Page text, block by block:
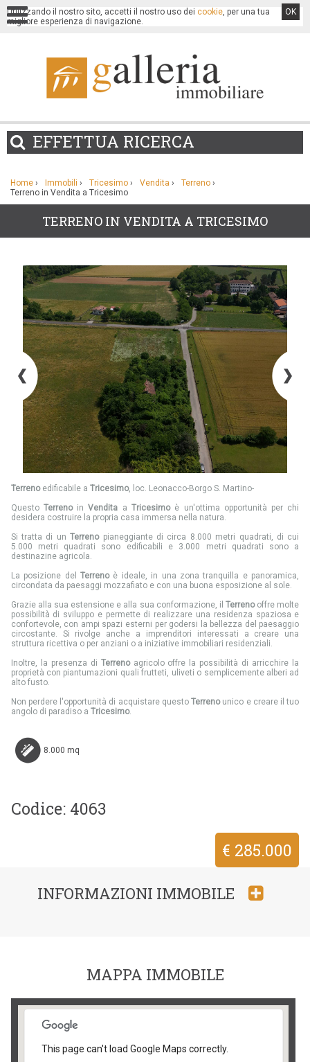
Utilizzando il nostro sito, accetti il nostro uso dei cookie, per una tua
migliore esperienza di navigazione.
OK
EFFETTUA RICERCA
Home › Immobili › Tricesimo › Vendita › Terreno ›
Terreno in Vendita a Tricesimo
TERRENO IN VENDITA A TRICESIMO
Terrenoedificabile a Tricesimo, loc. Leonacco-Borgo S. Martino-
Questo TerrenoinVendita aTricesimoè un'ottima opportunità per chi
desidera costruire la propria casa immersa nella natura.
Si tratta di unTerrenopianeggiante di circa 8.000 metri quadrati, di cui
5.000 metri quadrati sono edificabili e 3.000 metri quadrati sono a
destinazine agricola.
La posizione del Terrenoè ideale, in una zona tranquilla e panoramica,
circondata da paesaggi mozzafiato e con una buona esposizione al sole.
Grazie alla sua estensione e alla sua conformazione, ilTerrenooffre molte
possibilità di sviluppo e permette di realizzare una residenza spaziosa e
confortevole, con ampi spazi esterni per godersi la bellezza del paesaggio
circostante. Si rivolge anche a imprenditori interessati a creare una
struttura ricettiva o per anziani o a iniziative immobiliari residenziali.
Inoltre, la presenza di Terrenoagricolo offre la possibilità di arricchire la
proprietà con piantumazioni quali frutteti, uliveti o semplicemente alberi ad
alto fusto.
Non perdere l'opportunità di acquistare questoTerrenounico e creare il tuo
angolo di paradiso a Tricesimo.
8.000 mq
Codice: 4063
€ 285.000
INFORMAZIONI IMMOBILE
MAPPA IMMOBILE
This page can't load Google Maps correctly.